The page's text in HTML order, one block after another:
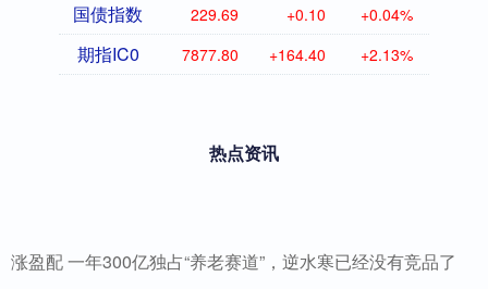
国债指数 229.69 +0.10 +0.04%
期指IC0 7877.80 +164.40 +2.13%
热点资讯
涨盈配 一年300亿独占“养老赛道”，逆水寒已经没有竞品了